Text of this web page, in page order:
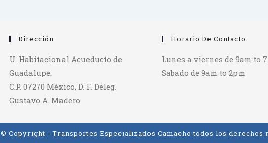
Dirección
U. Habitacional Acueducto de
Guadalupe.
C.P. 07270 México, D. F. Deleg.
Gustavo A. Madero
Horario De Contacto.
Lunes a viernes de 9am to
Sabado de 9am to 2pm
© Copyright - Transportes Especializados Camacho todos los derechos